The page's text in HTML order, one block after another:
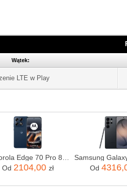
Wątek:
LTE w Play
Od 2104,00 zł Od